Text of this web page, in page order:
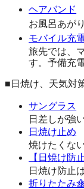
ヘアバンド
お風呂あが
モバイル充
旅先では、
す。予備充
■日焼け、天気対
サングラス
日差しが強
日焼け止め
焼けたくな
【日焼け
日焼け防止
折りたたみ